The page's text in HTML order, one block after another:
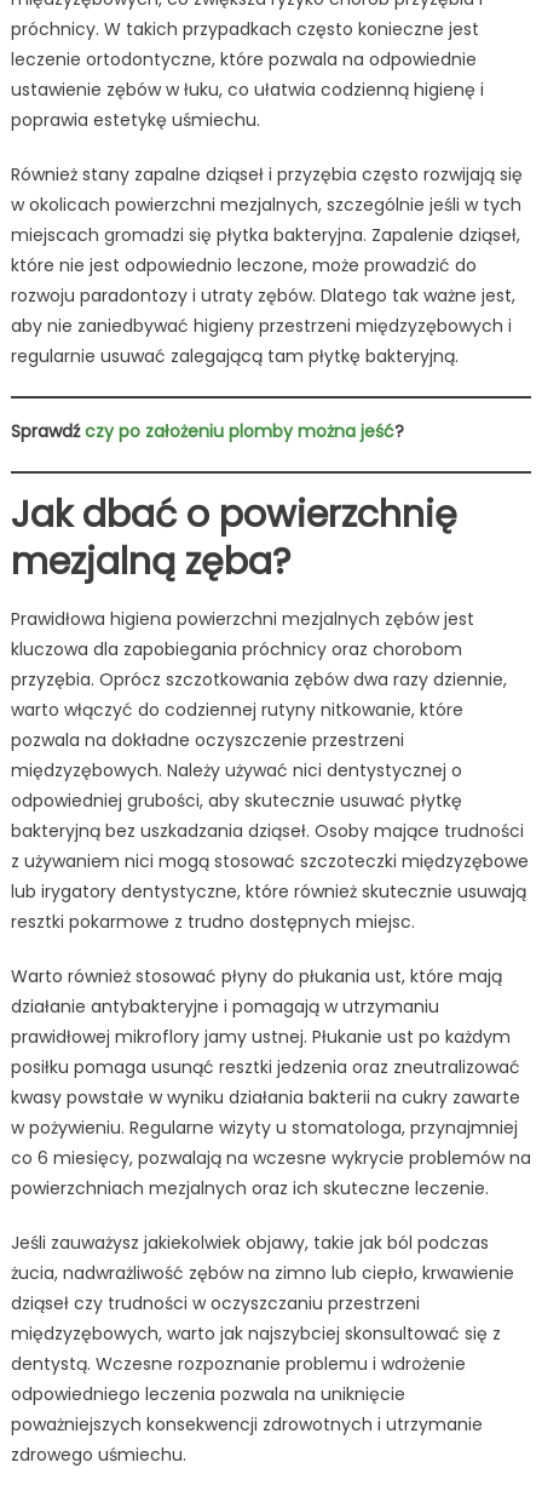
próchnicy. W takich przypadkach często konieczne jest
leczenie ortodontyczne, które pozwala na odpowiednie
ustawienie zębów w łuku, co ułatwia codzienną higienę i
poprawia estetykę uśmiechu.
Również stany zapalne dziąseł i przyzębia często rozwijają się
w okolicach powierzchni mezjalnych, szczególnie jeśli w tych
miejscach gromadzi się płytka bakteryjna. Zapalenie dziąseł,
które nie jest odpowiednio leczone, może prowadzić do
rozwoju paradontozy i utraty zębów. Dlatego tak ważne jest,
aby nie zaniedbywać higieny przestrzeni międzyzębowych i
regularnie usuwać zalegającą tam płytkę bakteryjną.
Sprawdźczy po założeniu plomby można jeść?
Jak dbać o powierzchnię
mezjalną zęba?
Prawidłowa higiena powierzchni mezjalnych zębów jest
kluczowa dla zapobiegania próchnicy oraz chorobom
przyzębia. Oprócz szczotkowania zębów dwa razy dziennie,
warto włączyć do codziennej rutyny nitkowanie, które
pozwala na dokładne oczyszczenie przestrzeni
międzyzębowych. Należy używać nici dentystycznej o
odpowiedniej grubości, aby skutecznie usuwać płytkę
bakteryjną bez uszkadzania dziąseł. Osoby mające trudności
z używaniem nici mogą stosować szczoteczki międzyzębowe
lub irygatory dentystyczne, które również skutecznie usuwają
resztki pokarmowe z trudno dostępnych miejsc.
Warto również stosować płyny do płukania ust, które mają
działanie antybakteryjne i pomagają w utrzymaniu
prawidłowej mikroflory jamy ustnej. Płukanie ust po każdym
posiłku pomaga usunąć resztki jedzenia oraz zneutralizować
kwasy powstałe w wyniku działania bakterii na cukry zawarte
w pożywieniu. Regularne wizyty u stomatologa, przynajmniej
co 6 miesięcy, pozwalają na wczesne wykrycie problemów na
powierzchniach mezjalnych oraz ich skuteczne leczenie.
Jeśli zauważysz jakiekolwiek objawy, takie jak ból podczas
żucia, nadwrażliwość zębów na zimno lub ciepło, krwawienie
dziąseł czy trudności w oczyszczaniu przestrzeni
międzyzębowych, warto jak najszybciej skonsultować się z
dentystą. Wczesne rozpoznanie problemu i wdrożenie
odpowiedniego leczenia pozwala na uniknięcie
poważniejszych konsekwencji zdrowotnych i utrzymanie
zdrowego uśmiechu.